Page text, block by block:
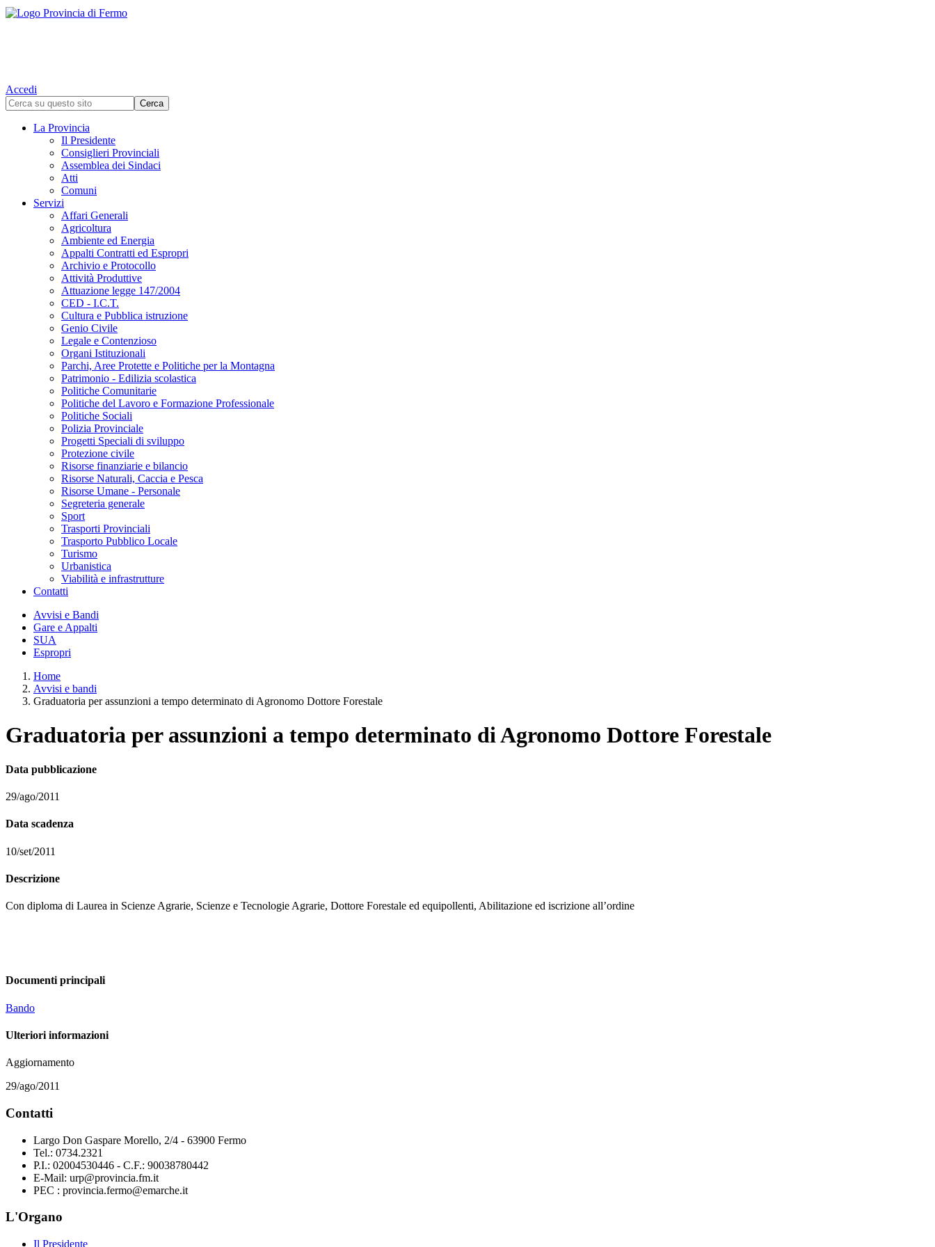
Accedi
La Provincia
Il Presidente
Consiglieri Provinciali
Assemblea dei Sindaci
Atti
Comuni
Servizi
Affari Generali
Agricoltura
Ambiente ed Energia
Appalti Contratti ed Espropri
Archivio e Protocollo
Attività Produttive
Attuazione legge 147/2004
CED - I.C.T.
Cultura e Pubblica istruzione
Genio Civile
Legale e Contenzioso
Organi Istituzionali
Parchi, Aree Protette e Politiche per la Montagna
Patrimonio - Edilizia scolastica
Politiche Comunitarie
Politiche del Lavoro e Formazione Professionale
Politiche Sociali
Polizia Provinciale
Progetti Speciali di sviluppo
Protezione civile
Risorse finanziarie e bilancio
Risorse Naturali, Caccia e Pesca
Risorse Umane - Personale
Segreteria generale
Sport
Trasporti Provinciali
Trasporto Pubblico Locale
Turismo
Urbanistica
Viabilità e infrastrutture
Contatti
Avvisi e Bandi
Gare e Appalti
SUA
Espropri
Home
Avvisi e bandi
Graduatoria per assunzioni a tempo determinato di Agronomo Dottore Forestale
Graduatoria per assunzioni a tempo determinato di Agronomo Dottore Forestale
Data pubblicazione
29/ago/2011
Data scadenza
10/set/2011
Descrizione
Con diploma di Laurea in Scienze Agrarie, Scienze e Tecnologie Agrarie, Dottore Forestale ed equipollenti, Abilitazione ed iscrizione all’ordine
Documenti principali
Bando
Ulteriori informazioni
Aggiornamento
29/ago/2011
Contatti
Largo Don Gaspare Morello, 2/4 - 63900 Fermo
Tel.: 0734.2321
P.I.: 02004530446 - C.F.: 90038780442
E-Mail: urp@provincia.fm.it
PEC : provincia.fermo@emarche.it
L'Organo
Il Presidente